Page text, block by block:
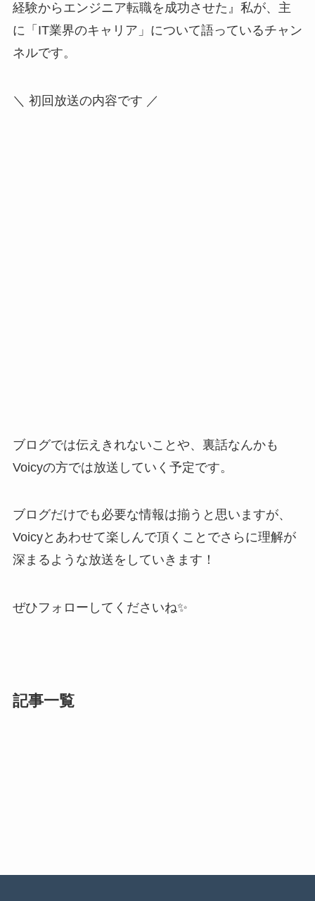
経験からエンジニア転職を成功させた』私が、主
に「IT業界のキャリア」について語っているチャン
ネルです。
＼ 初回放送の内容です ／
ブログでは伝えきれないことや、裏話なんかも
Voicyの方では放送していく予定です。
ブログだけでも必要な情報は揃うと思いますが、
Voicyとあわせて楽しんで頂くことでさらに理解が
深まるような放送をしていきます！
ぜひフォローしてくださいね✨
記事一覧